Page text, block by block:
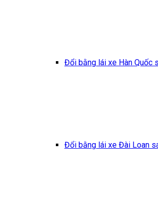
Đổi bằng lái xe Hàn Quốc
Đổi bằng lái xe Đài Loan